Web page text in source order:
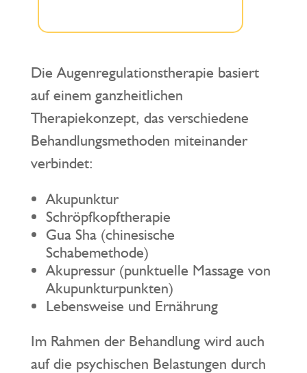
Die Augenregulationstherapie basiert
auf einem ganzheitlichen
Therapiekonzept, das verschiedene
Behandlungsmethoden miteinander
verbindet:
Akupunktur
Schröpfkopftherapie
Gua Sha (chinesische
Schabemethode)
Akupressur (punktuelle Massage von
Akupunkturpunkten)
Lebensweise und Ernährung
Im Rahmen der Behandlung wird auch
auf die psychischen Belastungen durch